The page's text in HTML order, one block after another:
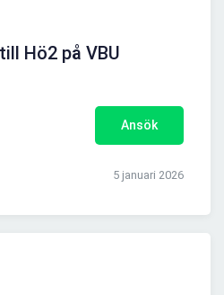
Hö2 på VBU
Ansök
5 januari 2026